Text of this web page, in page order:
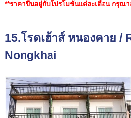
**ราคาขึ้นอยู่กับโปรโมชันแต่ละเดือน กรุณ
15.โรดเฮ้าส์ หนองคาย /
Nongkhai